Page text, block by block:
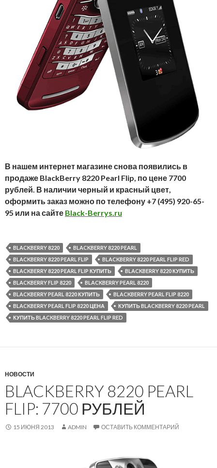
В нашем интернет магазине снова появились в
продаже BlackBerry 8220 Pearl Flip, по цене 7700
рублей. В наличии черный и красный цвет,
оформить заказ можно по телефону +7 (495) 920-65-
95 или на сайте Black-Berrys.ru
BLACKBERRY 8220
BLACKBERRY 8220 PEARL
BLACKBERRY 8220 PEARL FLIP
BLACKBERRY 8220 PEARL FLIP RED
BLACKBERRY 8220 PEARL FLIP КУПИТЬ
BLACKBERRY 8220 КУПИТЬ
BLACKBERRY FLIP 8220
BLACKBERRY PEARL 8220
BLACKBERRY PEARL 8220 КУПИТЬ
BLACKBERRY PEARL FLIP 8220
BLACKBERRY PEARL FLIP 8220 ЦЕНА
КУПИТЬ BLACKBERRY 8220 PEARL
КУПИТЬ BLACKBERRY 8220 PEARL FLIP RED
НОВОСТИ
BLACKBERRY 8220 PEARL
FLIP: 7700 РУБЛЕЙ
15 ИЮНЯ 2013 ADMIN ОСТАВИТЬ КОММЕНТАРИЙ